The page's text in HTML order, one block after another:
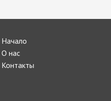
Начало
О нас
Контакты